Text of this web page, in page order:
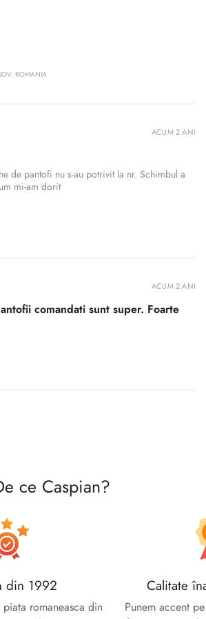
ROMANIA
de pantofi nu s-au potrivit la nr. Schimbul a
mi-am dorit
ACUM 2 ANI
comandati sunt super. Foarte
ACUM 2 ANI
ce Caspian?
din 1992
romaneasca din
Calitate
Punem accent
your age
18 years old or older?